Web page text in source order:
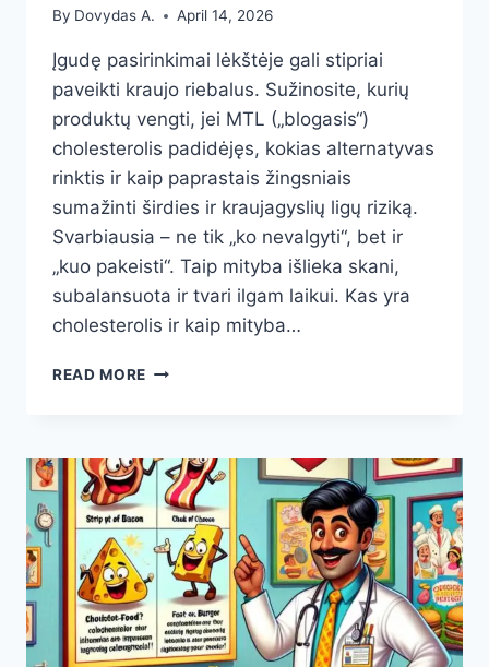
By Dovydas A. April 14, 2026
Įgudę pasirinkimai lėkštėje gali stipriai
paveikti kraujo riebalus. Sužinosite, kurių
produktų vengti, jei MTL („blogasis“)
cholesterolis padidėjęs, kokias alternatyvas
rinktis ir kaip paprastais žingsniais
sumažinti širdies ir kraujagyslių ligų riziką.
Svarbiausia – ne tik „ko nevalgyti“, bet ir
„kuo pakeisti“. Taip mityba išlieka skani,
subalansuota ir tvari ilgam laikui. Kas yra
cholesterolis ir kaip mityba…
READ MORE AUKŠTAS
KURIŲ
VENGTI,
IR
SVEIKESNI
PAKAITALAI
KASDIENAI